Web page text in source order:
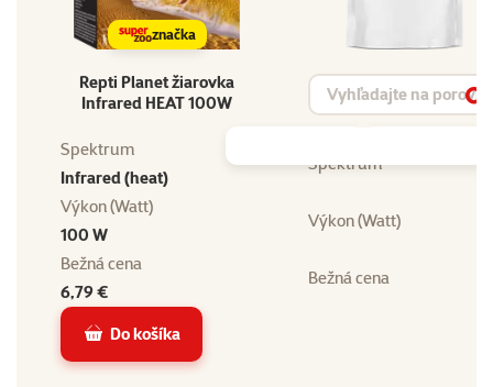
značka
Repti Planet žiarovka
Infrared HEAT 100W
Vyhľadávanie produktu
Spektrum
Infrared (heat)
Spektrum
Výkon (Watt)
100 W
Výkon (Watt)
Bežná cena
6,79 €
Bežná cena
Do košíka